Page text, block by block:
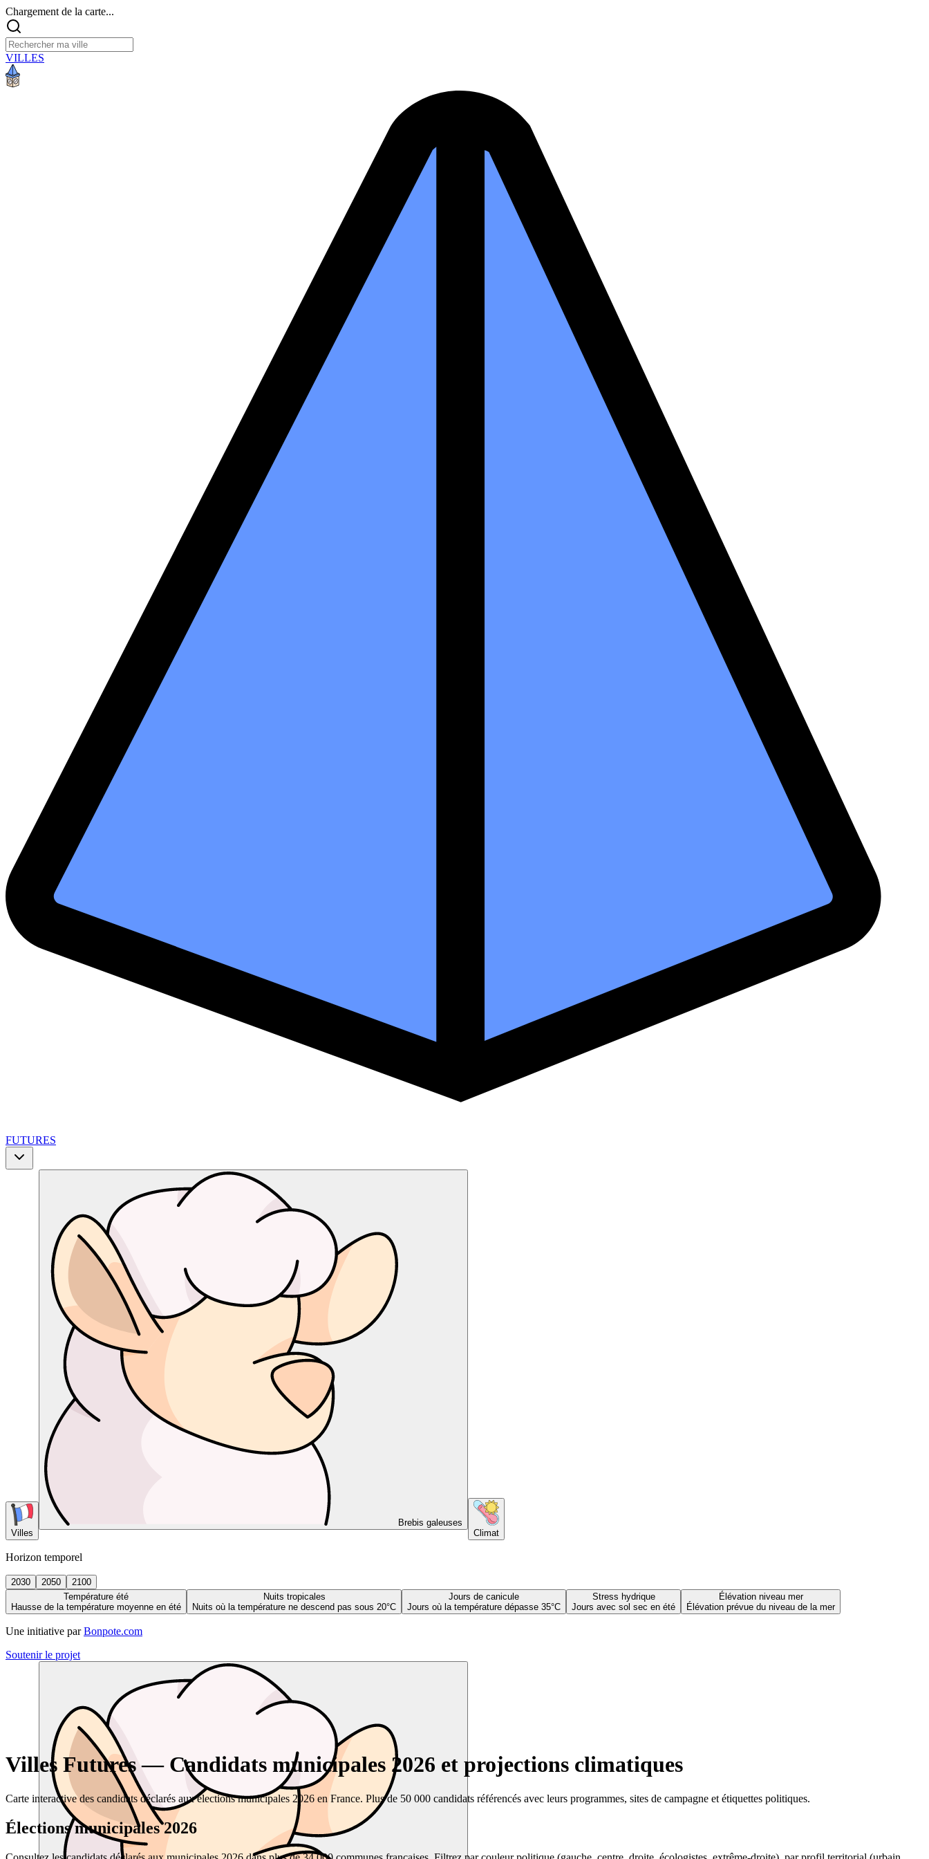
Chargement de la carte...
VILLES
FUTURES
Villes
Brebis galeuses
Climat
Horizon temporel
2030 2050
2100
Température été
Hausse de la température moyenne en été
Nuits tropicales
Nuits où la température ne descend pas sous 20°C
Jours de canicule
Jours où la température dépasse 35°C
Stress hydrique
Jours avec sol sec en été
Élévation niveau mer
Élévation prévue du niveau de la mer
Une initiative par Bonpote.com
Soutenir le projet
Villes Futures — Candidats municipales 2026 et projections climatiques
Carte interactive des candidats déclarés aux élections municipales 2026 en France. Plus de 50 000 candidats référencés avec leurs programmes, sites de campagne et étiquettes politiques.
Élections municipales 2026